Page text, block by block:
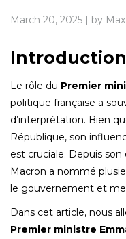
March 20, 2025 | by
Introduction
Le rôle du Premier
politique française a
d’interprétation. Bien
République, son
est cruciale. Depuis
Macron a nommé
le gouvernement et
Dans cet article, nous
Premier ministre